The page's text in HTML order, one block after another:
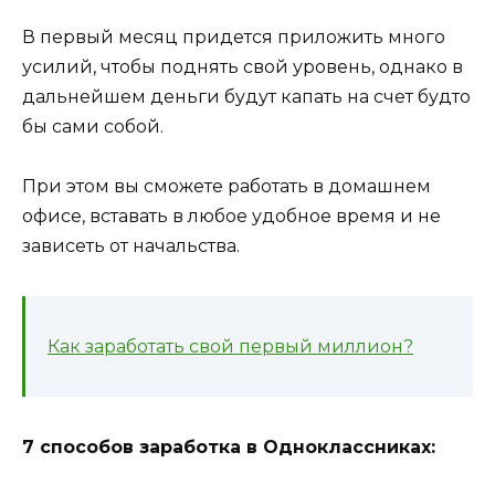
В первый месяц придется приложить много
усилий, чтобы поднять свой уровень, однако в
дальнейшем деньги будут капать на счет будто
бы сами собой.
При этом вы сможете работать в домашнем
офисе, вставать в любое удобное время и не
зависеть от начальства.
Как заработать свой первый миллион?
7 способов заработка в Одноклассниках: